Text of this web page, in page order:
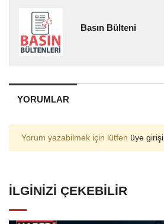
Basın Bülteni
YORUMLAR
Yorum yazabilmek için lütfen üye girişi
İLGINIZI ÇEKEBILIR